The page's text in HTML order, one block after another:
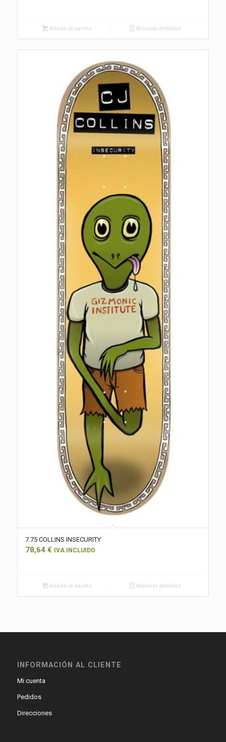
Añadir al carrito Mostrar detalles
7.75 COLLINS INSECURITY
78,64 € IVA INCLUIDO
Añadir al carrito Mostrar detalles
INFORMACIÓN AL CLIENTE
Mi cuenta
Pedidos
Direcciones